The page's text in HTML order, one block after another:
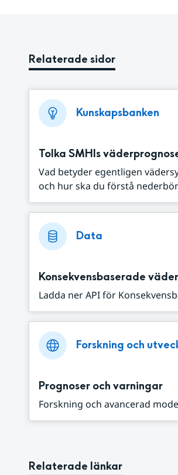
Relaterade sidor
Kunskapsbanken
Tolka SMHIs
Vad betyder egentligen
och hur ska du förstå
Data
Konsekvensbaserade
Ladda ner API för
Forskning och
Prognoser och varningar
Forskning och avancerad
Relaterade länkar